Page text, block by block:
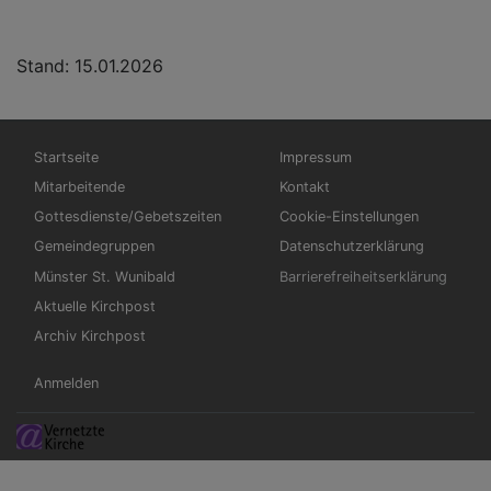
Stand: 15.01.2026
Hauptnavigation
Startseite
Mitarbeitende
Gottesdienste/Gebetszeiten
Gemeindegruppen
Münster St. Wunibald
Aktuelle Kirchpost
Archiv Kirchpost
Fußbereichsmenü
Impressum
Kontakt
Cookie-Einstellungen
Datenschutzerklärung
Barrierefreiheitserklärung
Benutzermenü
Anmelden